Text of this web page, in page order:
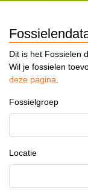
Dit is het Fossielen
Wil je fossielen
deze pagina.
Fossielgroep
Locatie